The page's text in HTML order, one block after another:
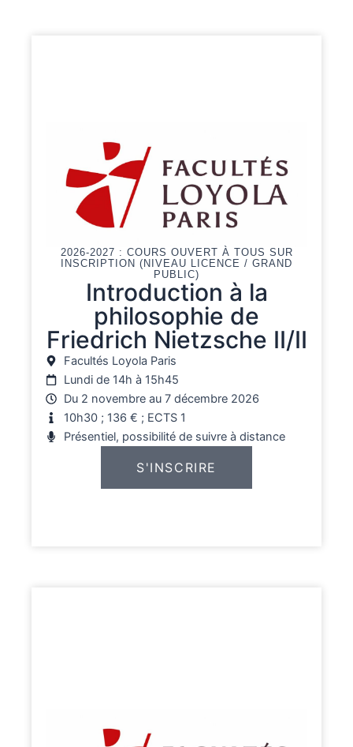
2026-2027 : COURS OUVERT À TOUS SUR
INSCRIPTION (NIVEAU LICENCE / GRAND
PUBLIC)
Introduction à la
philosophie de
Friedrich Nietzsche II/II
Facultés Loyola Paris
Lundi de 14h à 15h45
Du 2 novembre au 7 décembre 2026
10h30 ; 136 € ; ECTS 1
Présentiel, possibilité de suivre à distance
S'INSCRIRE